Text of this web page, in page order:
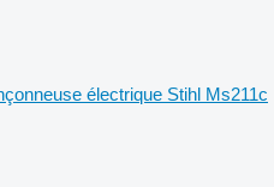
électrique Stihl Ms211c